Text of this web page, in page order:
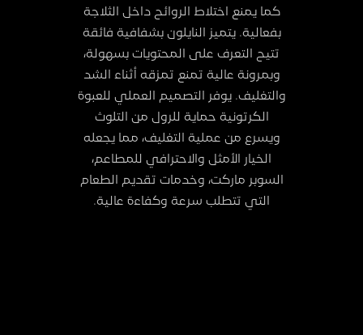
كما يمنع اختلاط الروائح داخل الثلاجة
بفعالية. يتميز النايلون بشفافية فائقة
تتيح التعرف على المحتويات بسهولة،
وبمرونة عالية تمنع تمزقه أثناء الشد
والتغليف. يوفر التصميم العملي للعبوة
الكرتونية حماية للرول من التلوث
ويسرع من عملية التغليف، مما يجعله
الخيار الأمثل والاحترافي للمطاعم،
السوبر ماركت، وخدمات تقديم الطعام
التي تتطلب سرعة وكفاءة عالية.